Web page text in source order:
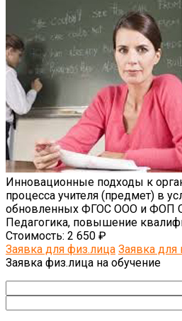
Инновационные подходы к
процесса учителя (предмет) в
обновленных ФГОС ООО и ФОП
Педагогика, повышение
Стоимость: 2 650 ₽
Заявка для физ.лица Заявка
Заявка физ.лица на обучение